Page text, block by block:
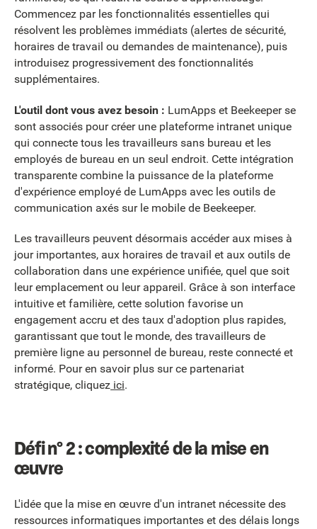
Commencez par les fonctionnalités essentielles qui
résolvent les problèmes immédiats (alertes de sécurité,
horaires de travail ou demandes de maintenance), puis
introduisez progressivement des fonctionnalités
supplémentaires.
L'outil dont vous avez besoin : LumApps et Beekeeper se
sont associés pour créer une plateforme intranet unique
qui connecte tous les travailleurs sans bureau et les
employés de bureau en un seul endroit. Cette intégration
transparente combine la puissance de la plateforme
d'expérience employé de LumApps avec les outils de
communication axés sur le mobile de Beekeeper.
Les travailleurs peuvent désormais accéder aux mises à
jour importantes, aux horaires de travail et aux outils de
collaboration dans une expérience unifiée, quel que soit
leur emplacement ou leur appareil. Grâce à son interface
intuitive et familière, cette solution favorise un
engagement accru et des taux d'adoption plus rapides,
garantissant que tout le monde, des travailleurs de
première ligne au personnel de bureau, reste connecté et
informé. Pour en savoir plus sur ce partenariat
stratégique, cliquez ici.
Défi n° 2 : complexité de la mise en
œuvre
L'idée que la mise en œuvre d'un intranet nécessite des
ressources informatiques importantes et des délais longs